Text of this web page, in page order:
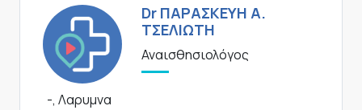
Dr ΠΑΡΑΣΚΕΥΗ Α.
ΤΣΕΛΙΩΤΗ
Αναισθησιολόγος
-, Λαρυμνα